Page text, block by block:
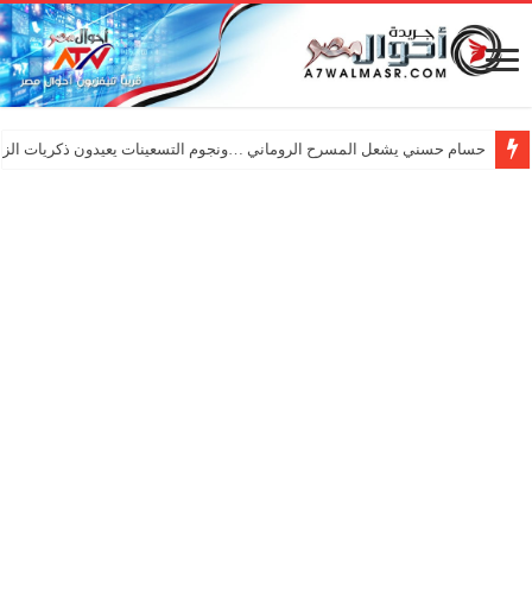
حسام حسني يشعل المسرح الروماني …ونجوم التسعينات يعيدون ذكريات